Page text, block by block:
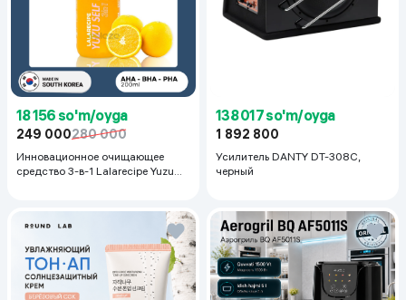
18 156 so'm/oyga
249 000280 000
Инновационное очищающее
средство 3-в-1 Lalarecipe Yuzu
138 017 so'm/oyga
1 892 800
Усилитель DANTY DT-308C,
черный